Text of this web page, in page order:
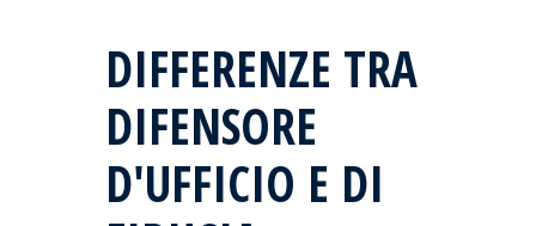
DIFFERENZE TRA
DIFENSORE
D'UFFICIO E DI